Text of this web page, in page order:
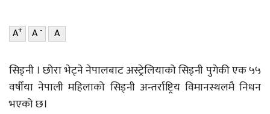
A+ A- A
सिड्नी । छोरा भेट्ने नेपालबाट अस्ट्रेलियाको सिड्नी पुगेकी एक ५५
वर्षीया नेपाली महिलाको सिड्नी अन्तर्राष्ट्रिय विमानस्थलमै निधन
भएको छ।